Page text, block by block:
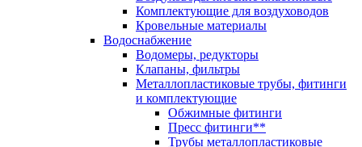
Комплектующие для воздуховодов
Кровельные материалы
Водоснабжение
Водомеры, редукторы
Клапаны, фильтры
Металлопластиковые трубы, фитинги
и комплектующие
Обжимные фитинги
Пресс фитинги**
Трубы металлопластиковые